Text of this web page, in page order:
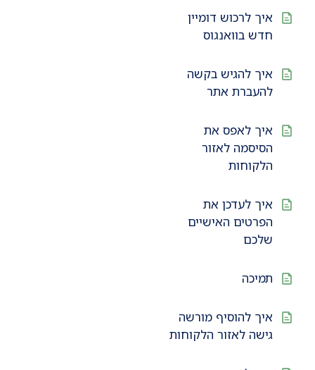
איך לרכוש דומיין
חדש בוואנגוס
איך להגיש בקשה
להעברת אתר
איך לאפס את
הסיסמה לאזור
הלקוחות
איך לעדכן את
הפרטים האישיים
שלכם
תמיכה
איך להוסיף מורשה
גישה לאזור הלקוחות